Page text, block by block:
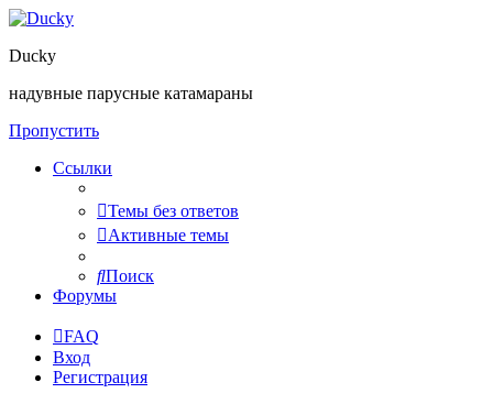
Ducky
надувные парусные катамараны
Пропустить
Ссылки
Темы без ответов
Активные темы
Поиск
Форумы
FAQ
Вход
Регистрация